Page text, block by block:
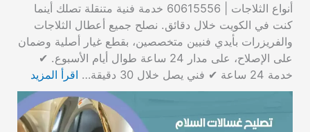
أنواع الثلاجات | 60615556 خدمة فنية متنقلة تصلك أينما
كنت في الكويت خلال دقائق. نصلح جميع أعطال الثلاجات
والفريزرات بأيدي فنيين متخصصين، بقطع غيار أصلية وضمان
على الإصلاح، على مدار 24 ساعة طوال أيام الأسبوع. ✔
خدمة 24 ساعة ✔ فني يصل خلال 30 دقيقة…
اقرأ المزيد